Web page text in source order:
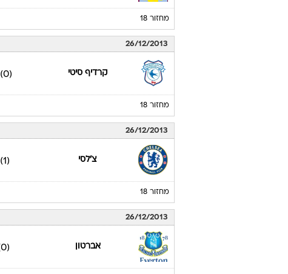
מחזור 18
26/12/2013
קרדיף סיטי (0)
מחזור 18
26/12/2013
צ'לסי (1)
מחזור 18
26/12/2013
אברטון (0)